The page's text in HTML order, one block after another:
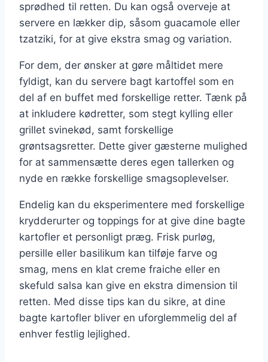
sprødhed til retten. Du kan også overveje at
servere en lækker dip, såsom guacamole eller
tzatziki, for at give ekstra smag og variation.
For dem, der ønsker at gøre måltidet mere
fyldigt, kan du servere bagt kartoffel som en
del af en buffet med forskellige retter. Tænk på
at inkludere kødretter, som stegt kylling eller
grillet svinekød, samt forskellige
grøntsagsretter. Dette giver gæsterne mulighed
for at sammensætte deres egen tallerken og
nyde en række forskellige smagsoplevelser.
Endelig kan du eksperimentere med forskellige
krydderurter og toppings for at give dine bagte
kartofler et personligt præg. Frisk purløg,
persille eller basilikum kan tilføje farve og
smag, mens en klat creme fraiche eller en
skefuld salsa kan give en ekstra dimension til
retten. Med disse tips kan du sikre, at dine
bagte kartofler bliver en uforglemmelig del af
enhver festlig lejlighed.